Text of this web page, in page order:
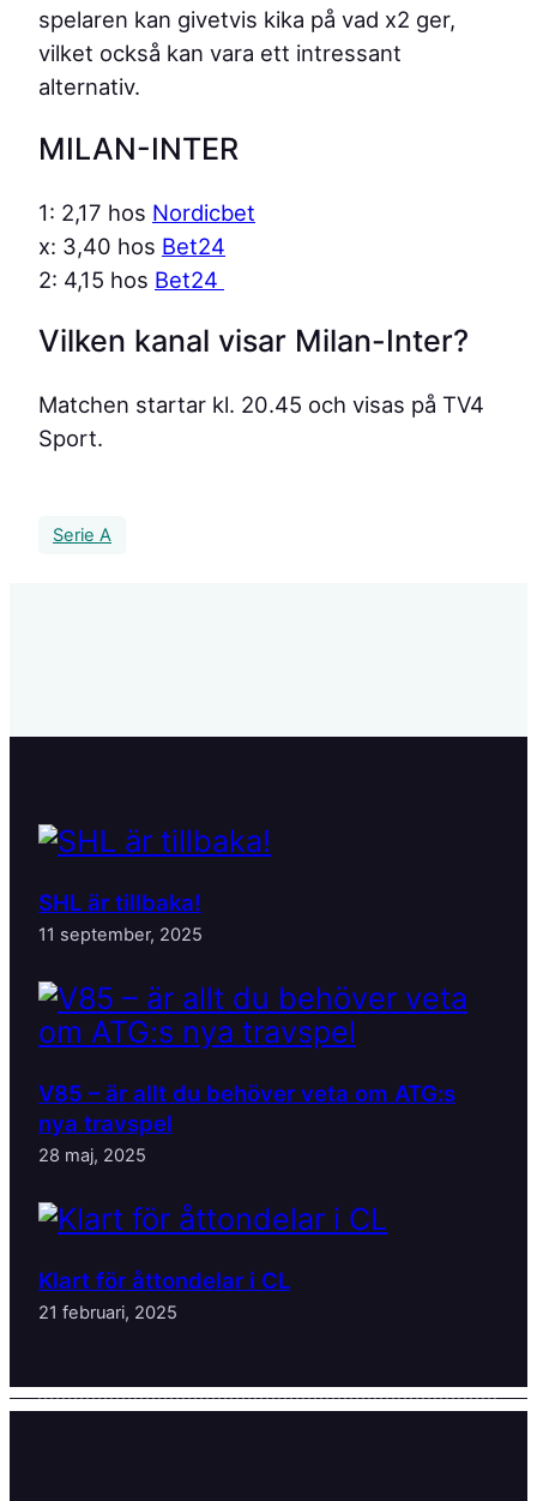
spelaren kan givetvis kika på vad x2 ger,
vilket också kan vara ett intressant
alternativ.
MILAN-INTER
1: 2,17 hos Nordicbet
x: 3,40 hos Bet24
2: 4,15 hos Bet24
Vilken kanal visar Milan-Inter?
Matchen startar kl. 20.45 och visas på TV4
Sport.
Serie A
SHL är tillbaka!
11 september, 2025
V85 – är allt du behöver veta om ATG:s
nya travspel
28 maj, 2025
Klart för åttondelar i CL
21 februari, 2025